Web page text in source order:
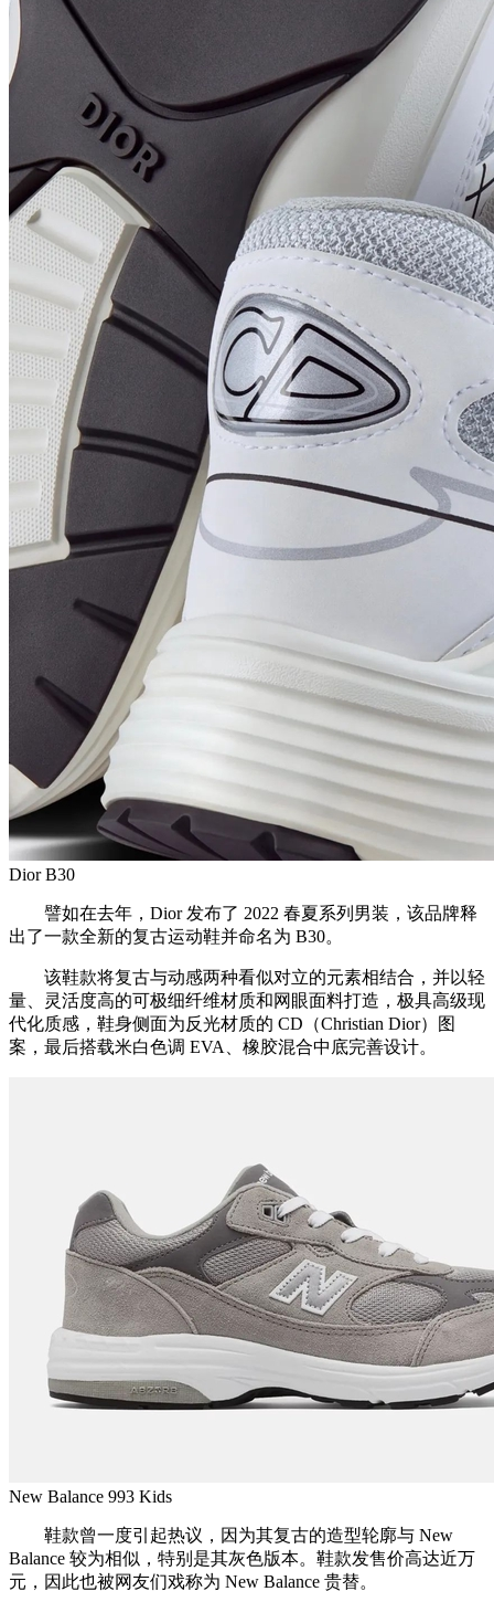
Dior B30
譬如在去年，Dior 发布了 2022 春夏系列男装，该品牌释
出了一款全新的复古运动鞋并命名为 B30。
该鞋款将复古与动感两种看似对立的元素相结合，并以轻
量、灵活度高的可极细纤维材质和网眼面料打造，极具高级现
代化质感，鞋身侧面为反光材质的 CD（Christian Dior）图
案，最后搭载米白色调 EVA、橡胶混合中底完善设计。
New Balance 993 Kids
鞋款曾一度引起热议，因为其复古的造型轮廓与 New
Balance 较为相似，特别是其灰色版本。鞋款发售价高达近万
元，因此也被网友们戏称为 New Balance 贵替。